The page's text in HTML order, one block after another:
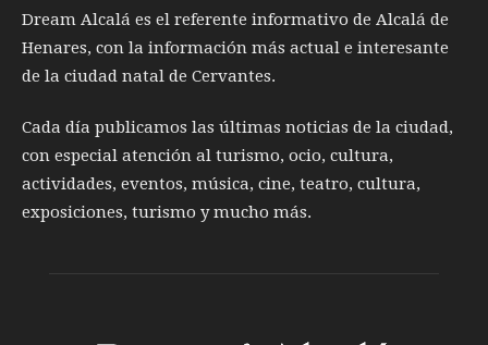
Dream Alcalá es el referente informativo de Alcalá de
Henares, con la información más actual e interesante
de la ciudad natal de Cervantes.
Cada día publicamos las últimas noticias de la ciudad,
con especial atención al turismo, ocio, cultura,
actividades, eventos, música, cine, teatro, cultura,
exposiciones, turismo y mucho más.